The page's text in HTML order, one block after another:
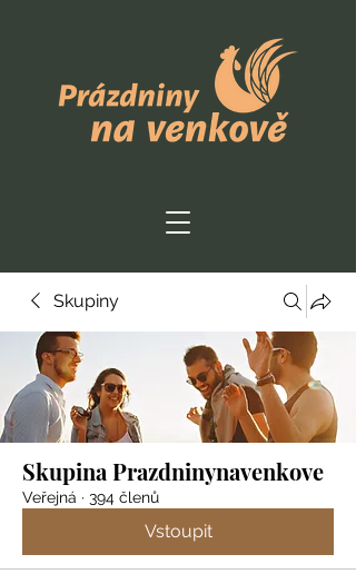
Skupiny
Skupina Prazdninynavenkove
Veřejná · 394 členů
Vstoupit